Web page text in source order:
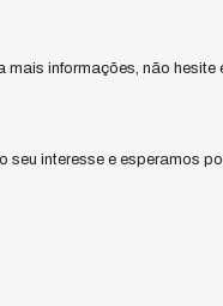
mais informações, não hesite
seu interesse e esperamos